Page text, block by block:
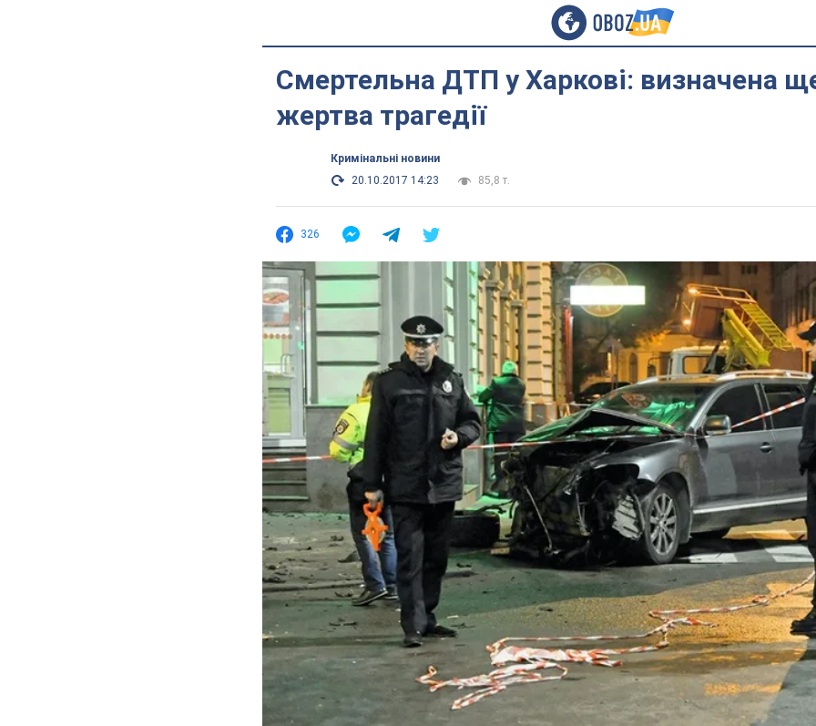
Смертельна ДТП у Харкові: визначена
жертва трагедії
Кримінальні новини
20.10.2017 14:23
85,8 т.
326